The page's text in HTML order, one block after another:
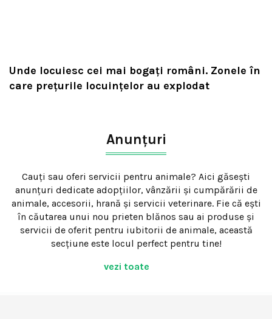
Unde locuiesc cei mai bogați români. Zonele în
care prețurile locuințelor au explodat
Anunțuri
Cauți sau oferi servicii pentru animale? Aici găsești
anunțuri dedicate adopțiilor, vânzării și cumpărării de
animale, accesorii, hrană și servicii veterinare. Fie că ești
în căutarea unui nou prieten blănos sau ai produse și
servicii de oferit pentru iubitorii de animale, această
secțiune este locul perfect pentru tine!
vezi toate